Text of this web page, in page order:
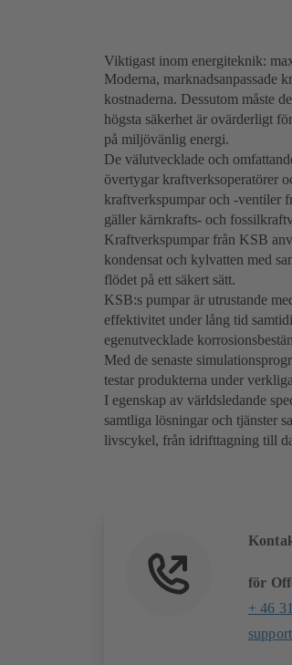
Viktigast inom energiteknik:
Moderna, marknadsanpassade
kostnaderna. Dessutom måste
högsta säkerhet är ovärderligt
på miljövänlig energi.
De välutvecklade och
övertygar kraftverksoperatörer
kraftverkspumpar och -ventiler
gäller kärnkrafts- och
Kraftverkspumpar från KSB
kondensat och kylvatten med
flödet på ett säkert sätt.
KSB:s pumpar är utrustande
effektivitet under lång tid
egenutvecklade
Med de senaste
testar produkterna under
I egenskap av världsledande
samtliga lösningar och tjänster
livscykel, från idrifttagning till
för
+ 46